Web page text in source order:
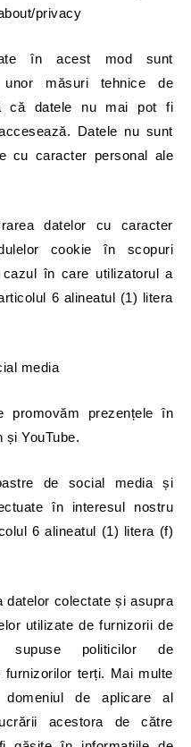
privacy
în acest mod sunt
unor măsuri tehnice de
că datele nu mai pot fi
Datele nu sunt
cu caracter personal ale
datelor cu caracter
cookie în scopuri
în care utilizatorul a
6 alineatul (1) litera
media
promovăm prezențele în
și YouTube.
de social media și
în interesul nostru
6 alineatul (1) litera (f)
datelor colectate și asupra
utilizate de furnizorii de
supuse politicilor de
furnizorilor terți. Mai multe
de aplicare al
acestora de către